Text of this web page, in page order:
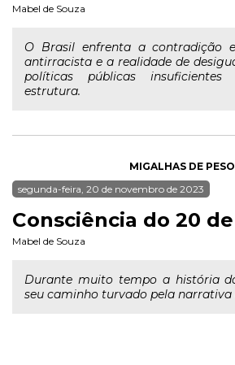
Mabel de Souza
O Brasil enfrenta a contradição
antirracista e a realidade de
políticas públicas
estrutura.
MIGALHAS DE PESO
segunda-feira, 20 de novembro de 2023
Consciência do 20
Mabel de Souza
Durante muito tempo a história
seu caminho turvado pela narrativa